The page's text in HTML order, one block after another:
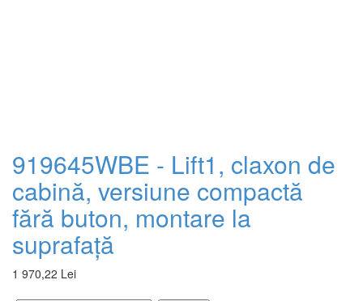
919645WBE - Lift1, claxon de
cabină, versiune compactă
fără buton, montare la
suprafață
1 970,22 Lei